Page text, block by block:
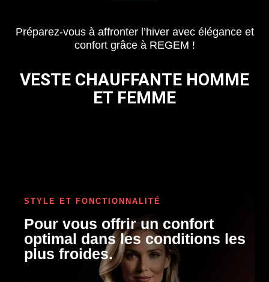
Préparez-vous à affronter l’hiver avec élégance et
confort grâce à REGEM !
VESTE CHAUFFANTE HOMME
ET FEMME
STYLE ET FONCTIONNALITÉ
Pour vous offrir un confort
optimal dans les conditions les
plus froides.